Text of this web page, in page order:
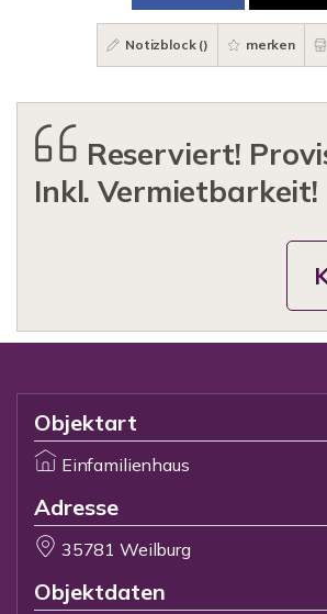
Notizblock () merken
Reserviert!
Inkl. Vermietbarkeit!
Objektart
Einfamilienhaus
Adresse
35781 Weilburg
Objektdaten